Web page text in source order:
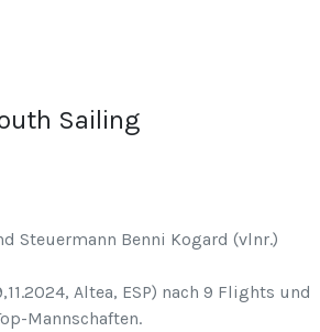
Sailing
Steuermann Benni Kogard (vlnr.)
Altea, ESP) nach 9 Flights und
Mannschaften.